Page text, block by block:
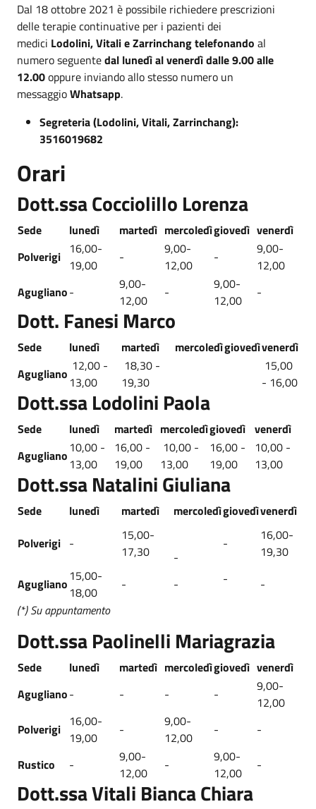
Dal 18 ottobre 2021 è possibile richiedere prescrizioni
delle terapie continuative per i pazienti dei
medici Lodolini, Vitali e Zarrinchangtelefonando al
numero seguentedal lunedì al venerdì dalle 9.00 alle
12.00oppure inviando allo stesso numero un
messaggioWhatsapp.
Segreteria (Lodolini, Vitali, Zarrinchang):
3516019682
Orari
Dott.ssa Cocciolillo Lorenza
Sede lunedì martedì mercoledìgiovedì venerdì
Polverigi 16,00-
19,00
-
9,00-
12,00
-
9,00-
12,00
Agugliano-
9,00-
12,00
-
9,00-
12,00
-
Dott. Fanesi Marco
Sede lunedì martedì mercoledìgiovedìvenerdì
Agugliano 12,00 -
13,00
18,30 -
19,30
15,00
- 16,00
Dott.ssa Lodolini Paola
Sede lunedì martedì mercoledìgiovedì venerdì
Agugliano 10,00 -
13,00
16,00 -
19,00
10,00 -
13,00
16,00 -
19,00
10,00 -
13,00
Dott.ssa Natalini Giuliana
Sede lunedì martedì mercoledìgiovedìvenerdì
Polverigi -
15,00-
17,30
-
-
16,00-
19,30
Agugliano 15,00-
18,00
- - -
-
(*) Su appuntamento
Dott.ssa Paolinelli Mariagrazia
Sede lunedì martedì mercoledìgiovedì venerdì
Agugliano- - - -
9,00-
12,00
Polverigi 16,00-
19,00
-
9,00-
12,00
- -
Rustico -
9,00-
12,00
-
9,00-
12,00
-
Dott.ssa Vitali Bianca Chiara